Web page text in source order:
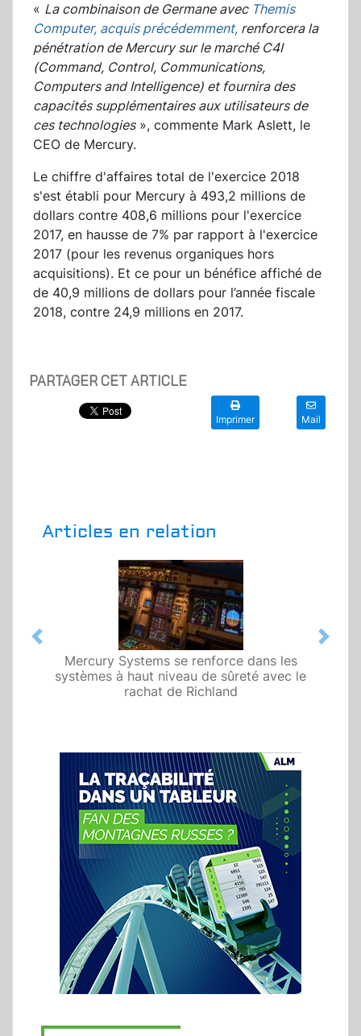
« La combinaison de Germane avec Themis
Computer, acquis précédemment, renforcera la
pénétration de Mercury sur le marché C4I
(Command, Control, Communications,
Computers and Intelligence) et fournira des
capacités supplémentaires aux utilisateurs de
ces technologies», commente Mark Aslett, le
CEO de Mercury.
Le chiffre d'affaires total de l'exercice 2018
s'est établi pour Mercury à 493,2 millions de
dollars contre 408,6 millions pour l'exercice
2017, en hausse de 7% par rapport à l'exercice
2017 (pour les revenus organiques hors
acquisitions). Et ce pour un bénéfice affiché de
de 40,9 millions de dollars pour l’année fiscale
2018, contre 24,9 millions en 2017.
PARTAGER CET ARTICLE
Imprimer Mail
Articles en relation
Mercury Systems se renforce dans les
systèmes à haut niveau de sûreté avec le
rachat de Richland
Previous Next